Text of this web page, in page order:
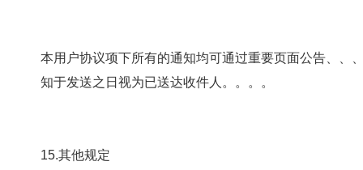
本用户协议项下所有的通知均可通过重要页面公告、、、电子邮件
知于发送之日视为已送达收件人。。。。
15.其他规定